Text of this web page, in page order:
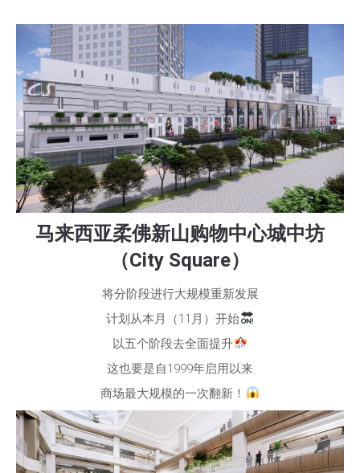
马来西亚柔佛新山购物中心城中坊
（City Square）
将分阶段进行大规模重新发展
计划从本月（11月）开始
以五个阶段去全面提升
这也要是自1999年启用以来
商场最大规模的一次翻新！